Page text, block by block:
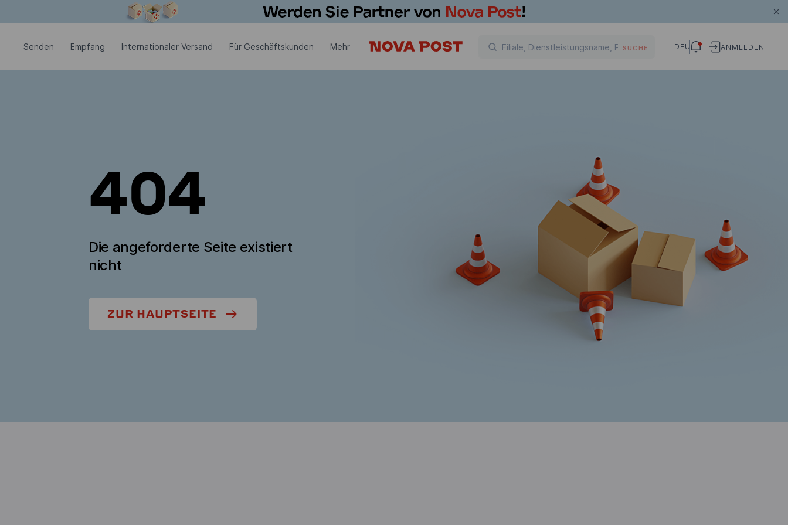
Senden Empfang Internationaler Versand Für Geschäftskunden Mehr SUCHE DEU ANMELDEN
404
Die angeforderte Seite existiert
nicht
ZUR HAUPTSEITE
Modales Fenster ist geöffnet